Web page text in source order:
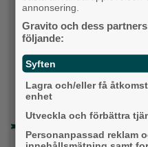
Kristdemokraterna
Centerpartiet
Liberalerna
Vet ej
annonsering.
Gravito och dess
följande:
Syften
Lagra och/eller få
enhet
Utveckla och förbättra
Personanpassad reklam